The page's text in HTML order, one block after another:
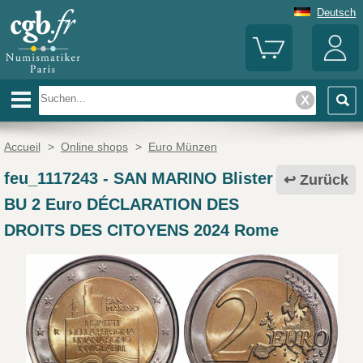
Deutsch
Accueil > Online shops > Euro Münzen
Zurück
feu_1117243- SAN MARINO Blister
BU 2 Euro DÉCLARATION DES
DROITS DES CITOYENS 2024 Rome